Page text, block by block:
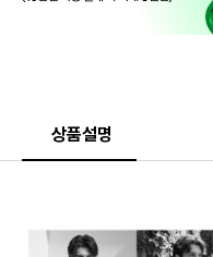
상품설명